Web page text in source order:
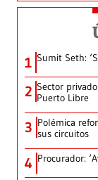
1 Sumit Seth:
2 Sector
Puerto Libre
3 Polémica
sus circuitos
4 Procurador: